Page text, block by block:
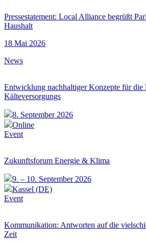
Pressestatement: Local Alliance begrüßt
Haushalt
18 Mai 2026
News
Entwicklung nachhaltiger Konzepte für die
Kälteversorgungs
8. September 2026
Online
Event
Zukunftsforum Energie & Klima
9. – 10. September 2026
Kassel (DE)
Event
Kommunikation: Antworten auf die
Zeit